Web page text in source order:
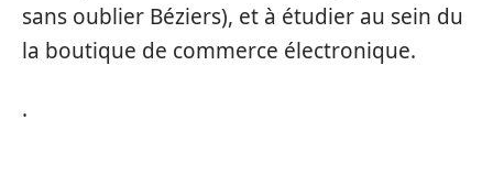
sans oublier Béziers), et à étudier au sein du
la boutique de commerce électronique.
.